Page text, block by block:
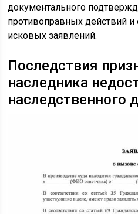
документального
противоправных действий
исковых заявлений.
Последствия
наследника
наследственного